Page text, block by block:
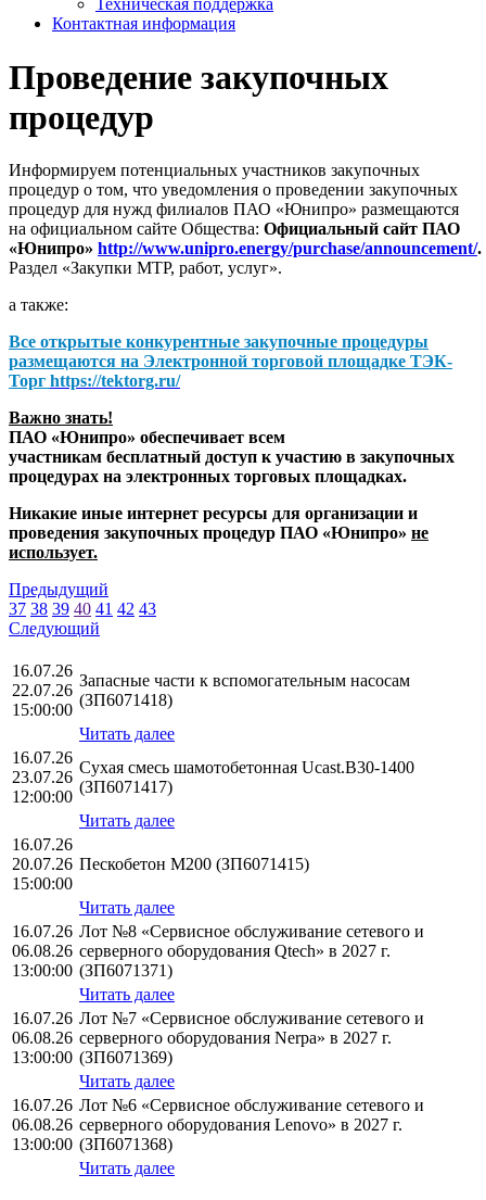
Техническая поддержка
Контактная информация
Проведение закупочных
процедур
Информируем потенциальных участников закупочных
процедур о том, что уведомления о проведении закупочных
процедур для нужд филиалов ПАО «Юнипро» размещаются
на официальном сайте Общества: Официальный сайт ПАО
«Юнипро» http://www.unipro.energy/purchase/announcement/.
Раздел «Закупки МТР, работ, услуг».
а также:
Все открытые конкурентные закупочные процедуры
размещаются на Электронной торговой площадке ТЭК-
Торг https://tektorg.ru/
Важно знать!
ПАО «Юнипро» обеспечивает всем
участникам бесплатный доступ к участию в закупочных
процедурах на электронных торговых площадках.
Никакие иные интернет ресурсы для организации и
проведения закупочных процедур ПАО «Юнипро» не
использует.
Предыдущий
37 38 39 40 41 42 43
Следующий
16.07.26
22.07.26
15:00:00
Запасные части к вспомогательным насосам
(ЗП6071418)
Читать далее
16.07.26
23.07.26
12:00:00
Сухая смесь шамотобетонная Ucast.B30-1400
(ЗП6071417)
Читать далее
16.07.26
20.07.26
15:00:00
Пескобетон М200 (ЗП6071415)
Читать далее
16.07.26
06.08.26
13:00:00
Лот №8 «Сервисное обслуживание сетевого и
серверного оборудования Qtech» в 2027 г.
(ЗП6071371)
Читать далее
16.07.26
06.08.26
13:00:00
Лот №7 «Сервисное обслуживание сетевого и
серверного оборудования Nerpa» в 2027 г.
(ЗП6071369)
Читать далее
16.07.26
06.08.26
13:00:00
Лот №6 «Сервисное обслуживание сетевого и
серверного оборудования Lenovo» в 2027 г.
(ЗП6071368)
Читать далее